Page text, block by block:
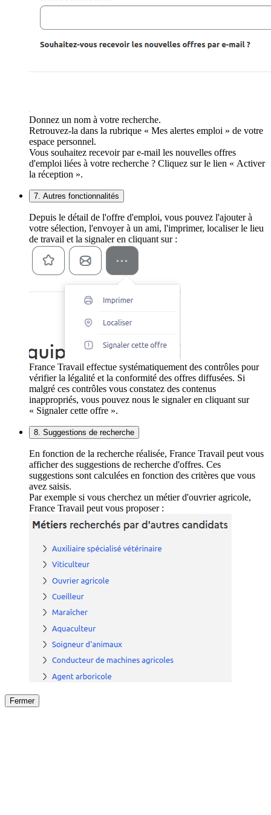
Donnez un nom à votre recherche.
Retrouvez-la dans la rubrique « Mes alertes emploi » de votre
espace personnel.
Vous souhaitez recevoir par e-mail les nouvelles offres
d'emploi liées à votre recherche ? Cliquez sur le lien « Activer
la réception ».
7. Autres fonctionnalités
Depuis le détail de l'offre d'emploi, vous pouvez l'ajouter à
votre sélection, l'envoyer à un ami, l'imprimer, localiser le lieu
de travail et la signaler en cliquant sur :
France Travail effectue systématiquement des contrôles pour
vérifier la légalité et la conformité des offres diffusées. Si
malgré ces contrôles vous constatez des contenus
inappropriés, vous pouvez nous le signaler en cliquant sur
« Signaler cette offre ».
8. Suggestions de recherche
En fonction de la recherche réalisée, France Travail peut vous
afficher des suggestions de recherche d'offres. Ces
suggestions sont calculées en fonction des critères que vous
avez saisis.
Par exemple si vous cherchez un métier d'ouvrier agricole,
France Travail peut vous proposer :
Fermer